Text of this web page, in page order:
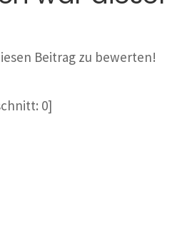
Beitrag zu bewerten!
0]